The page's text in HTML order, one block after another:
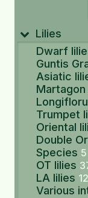
Lilies
Dwarf
Guntis
Asiatic
Martagon
Trumpet
Oriental
Double
Species 5
OT lilies
LA lilies 12
Various